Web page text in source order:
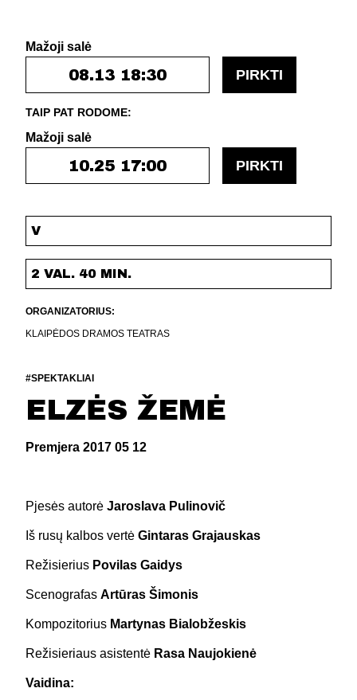
Mažoji salė
08.13 18:30 PIRKTI
TAIP PAT RODOME:
Mažoji salė
10.25 17:00 PIRKTI
V
2 VAL. 40 MIN.
ORGANIZATORIUS:
KLAIPĖDOS DRAMOS TEATRAS
#SPEKTAKLIAI
ELZĖS ŽEMĖ
Premjera 2017 05 12
Pjesės autorė Jaroslava Pulinovič
Iš rusų kalbos vertė Gintaras Grajauskas
Režisierius Povilas Gaidys
Scenografas Artūras Šimonis
Kompozitorius Martynas Bialobžeskis
Režisieriaus asistentė Rasa Naujokienė
Vaidina: